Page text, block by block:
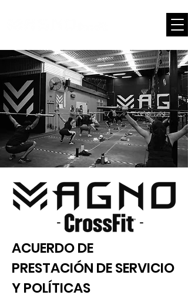
ACUERDO DE
PRESTACIÓN DE SERVICIO
Y POLÍTICAS